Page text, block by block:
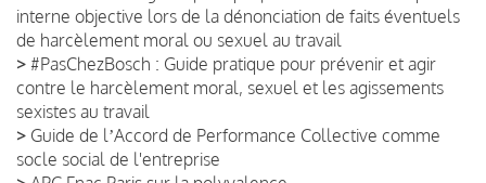
interne objective lors de la dénonciation de faits éventuels
de harcèlement moral ou sexuel au travail
> #PasChezBosch : Guide pratique pour prévenir et agir
contre le harcèlement moral, sexuel et les agissements
sexistes au travail
> Guide de lʼAccord de Performance Collective comme
socle social de l'entreprise